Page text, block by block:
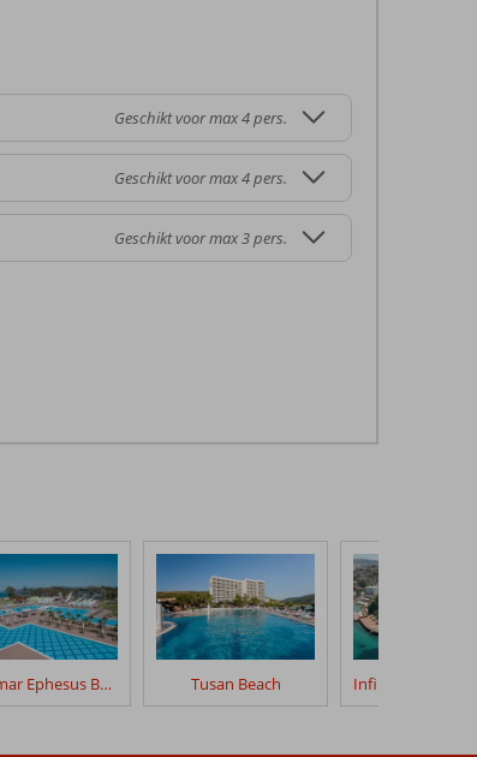
Geschikt voor max 4 pers.
Geschikt voor max 4 pers.
Geschikt voor max 3 pers.
Korumar Ephesus Beach & Spa Tusan Beach